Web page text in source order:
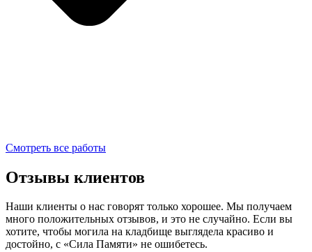
Смотреть все работы
Отзывы клиентов
Наши клиенты о нас говорят только хорошее. Мы получаем
много положительных отзывов, и это не случайно. Если вы
хотите, чтобы могила на кладбище выглядела красиво и
достойно, с «Сила Памяти» не ошибетесь.